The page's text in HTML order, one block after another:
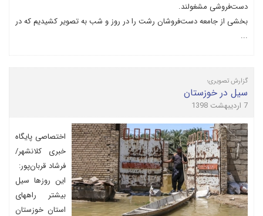
دست‌فروشی مشغولند.
بخشی از جامعه دست‌فروشان رشت را در روز و شب به تصویر کشیدیم که در
...
گزارش تصویری؛
سیل در خوزستان
7 اردیبهشت 1398
اختصاصی پایگاه
خبری کلانشهر/
فرشاد قربان‌پور:
این روزها سیل
بیشتر راههای
استان خوزستان